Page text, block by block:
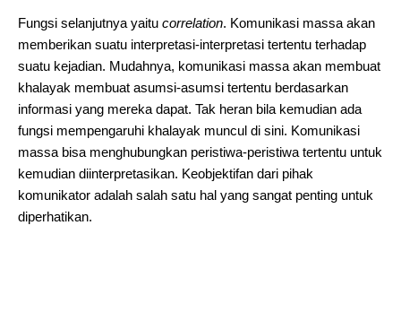
Fungsi selanjutnya yaitu correlation. Komunikasi massa akan
memberikan suatu interpretasi-interpretasi tertentu terhadap
suatu kejadian. Mudahnya, komunikasi massa akan membuat
khalayak membuat asumsi-asumsi tertentu berdasarkan
informasi yang mereka dapat. Tak heran bila kemudian ada
fungsi mempengaruhi khalayak muncul di sini. Komunikasi
massa bisa menghubungkan peristiwa-peristiwa tertentu untuk
kemudian diinterpretasikan. Keobjektifan dari pihak
komunikator adalah salah satu hal yang sangat penting untuk
diperhatikan.